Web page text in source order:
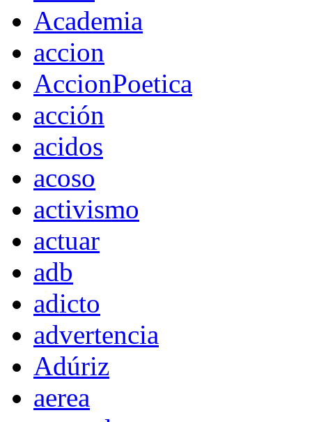
Academia
accion
AccionPoetica
acción
acidos
acoso
activismo
actuar
adb
adicto
advertencia
Adúriz
aerea